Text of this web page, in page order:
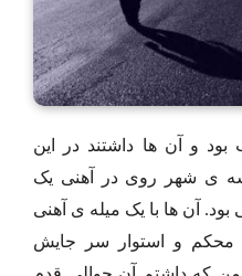
و آن ها داشتند در این
ی شهر روی در آهنی یک
آن ها با یک میله ی آهنی
محکم و استوار سر جایش